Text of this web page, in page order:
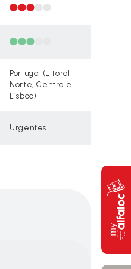
Portugal (Litoral
Norte, Centro e
Lisboa)
Urgentes